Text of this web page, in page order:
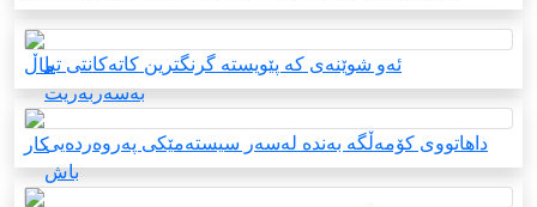
ئەو شوێنەی کە پێویستە گرنگترین کاتەکانتی تیا
بەسەربەریت
ماڵ
داهاتووی کۆمەڵگە بەندە لەسەر سیستەمێکی پەروەردەیی
باش
کار